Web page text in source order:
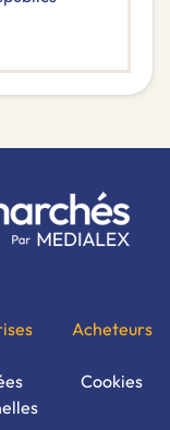
Acheteurs
Cookies